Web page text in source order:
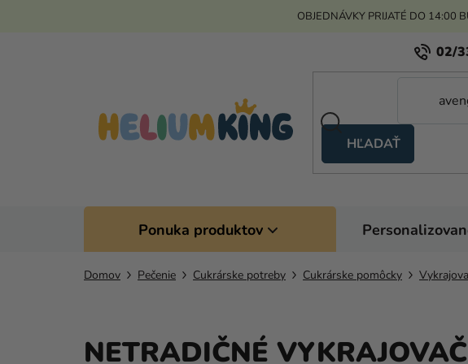
OBJEDNÁVKY PRIJATÉ DO 14:00
02/
HĽADAŤ
Ponuka produktov
Domov Pečenie Cukrárske potreby Cukrárske pomôcky
NETRADIČNÉ